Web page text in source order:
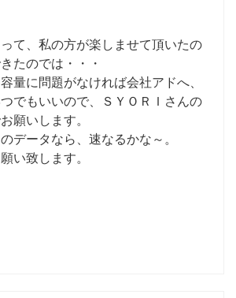
て、私の方が楽しませて頂いたの
たのでは・・・
量に問題がなければ会社アドへ、
でもいいので、ＳＹＯＲＩさんの
願いします。
データなら、速なるかな～。
い致します。